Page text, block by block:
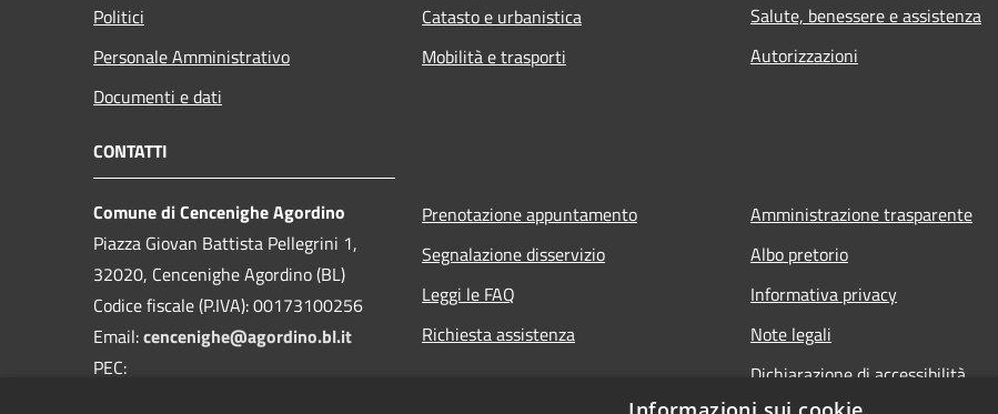
Politici
Personale Amministrativo
Documenti e dati
Catasto e urbanistica
Mobilità e trasporti
Salute, benessere e assistenza
Autorizzazioni
CONTATTI
Comune di Cencenighe Agordino
Piazza Giovan Battista Pellegrini 1,
32020, Cencenighe Agordino (BL)
Codice fiscale (P.IVA): 00173100256
Email:cencenighe@agordino.bl.it
PEC:
Prenotazione appuntamento
Segnalazione disservizio
Leggi le FAQ
Richiesta assistenza
Amministrazione trasparente
Albo pretorio
Informativa privacy
Note legali
Dichiarazione di accessibilità